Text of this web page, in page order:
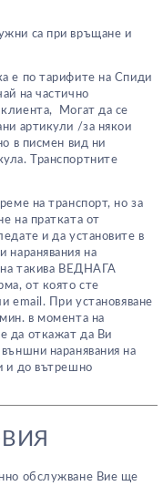
са при връщане и
е по тарифите на Спиди
на частично
Могат да се
артикули /за някои
в писмен вид ни
Транспортните
на транспорт, но за
на пратката от
и да установите в
наранявания на
на такива ВЕДНАГА
от която сте
email. При установяване
в момента на
да откажат да Ви
наранявания на
и до вътрешно
обслужване Вие ще